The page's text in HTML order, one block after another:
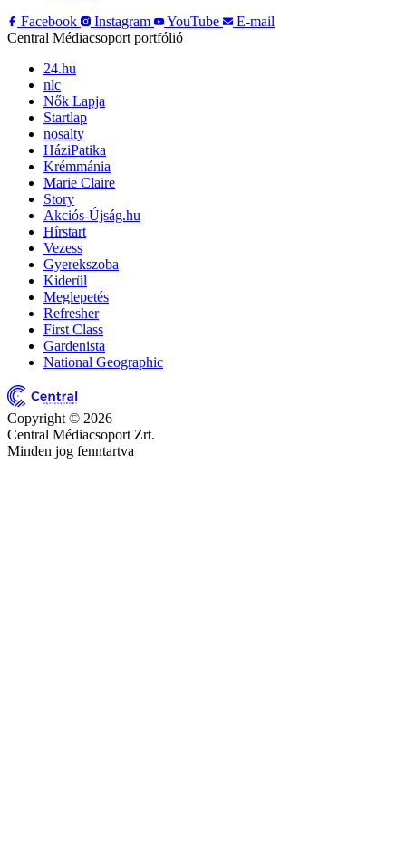
Facebook
Instagram YouTube
E-mail
Central Médiacsoport portfólió
24.hu
nlc
Nők Lapja
Startlap
nosalty
HáziPatika
Krémmánia
Marie Claire
Story
Akciós-Újság.hu
Hírstart
Vezess
Gyerekszoba
Kiderül
Meglepetés
Refresher
First Class
Gardenista
National Geographic
Copyright © 2026
Central Médiacsoport Zrt.
Minden jog fenntartva